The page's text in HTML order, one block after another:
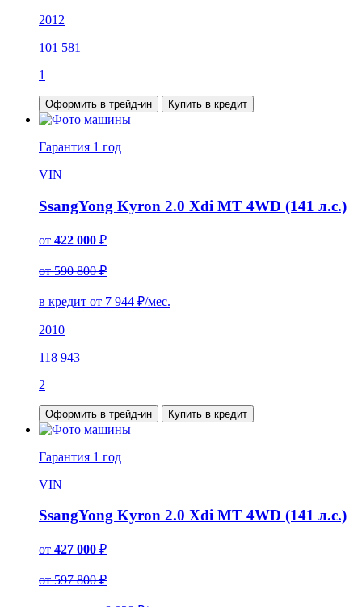
2012
101 581
1
Оформить в трейд-ин Купить в кредит
Гарантия 1 год
VIN
SsangYong Kyron 2.0 Xdi MT 4WD (141 л.с.)
от 422 000 ₽
от 590 800 ₽
в кредит от 7 944 ₽/мес.
2010
118 943
2
Оформить в трейд-ин Купить в кредит
Гарантия 1 год
VIN
SsangYong Kyron 2.0 Xdi MT 4WD (141 л.с.)
от 427 000 ₽
от 597 800 ₽